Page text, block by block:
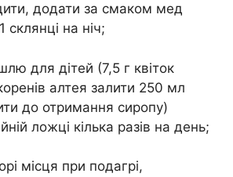
додати за смаком мед
склянці на ніч;
для дітей (7,5 г квіток
алтея залити 250 мл
до отримання сиропу)
ложці кілька разів на день;
місця при подагрі,